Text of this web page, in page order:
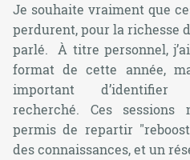
Je souhaite vraiment que
perdurent, pour la richesse
parlé. À titre personnel,
format de cette année,
important d’identifier
recherché. Ces sessions
permis de repartir
des connaissances, et un